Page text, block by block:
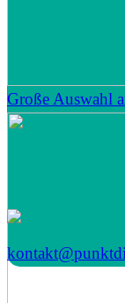
Große Auswahl